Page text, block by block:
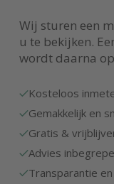
Wij sturen een
u te bekijken.
wordt daarna
Kosteloos
Gemakkelijk en
Gratis &
Advies
Transparantie